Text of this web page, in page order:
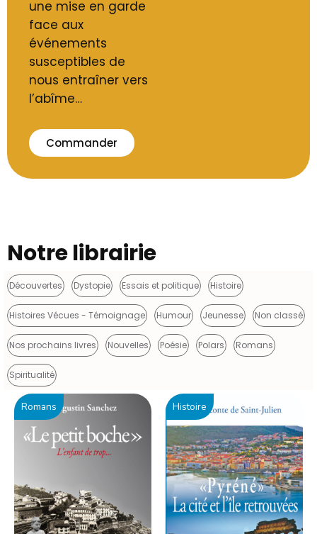
une mise en garde
face aux
événements
susceptibles de
nous entraîner vers
l’abîme…
Commander
Notre librairie
Découvertes Dystopie Essais et politique Histoire
Histoires Vécues - Témoignage Humour Jeunesse Non classé
Nos prochains livres Nouvelles Poésie Polars Romans
Spiritualité
Romans Histoire